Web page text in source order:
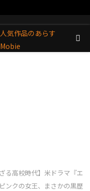
る高校時代】米ドラマ『エ
ンクの女王、まさかの黒歴